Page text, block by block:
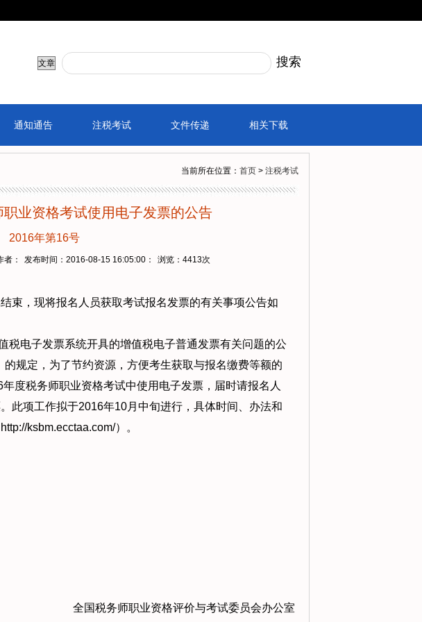
通知通告 注税考试 文件传递 相关下载
当前所在位置： 首页 > 注税考试
业资格考试使用电子发票的公告
2016年第16号
者： 发布时间：2016-08-15 16:05:00： 浏览： 4413次
，现将报名人员获取考试报名发票的有关事项公告如
电子发票系统开具的增值税电子普通发票有关问题的公
规定，为了节约资源，方便考生获取与报名缴费等额的
度税务师职业资格考试中使用电子发票，届时请报名人
此项工作拟于2016年10月中旬进行，具体时间、办法和
ksbm.ecctaa.com/）。
全国税务师职业资格评价与考试委员会办公室